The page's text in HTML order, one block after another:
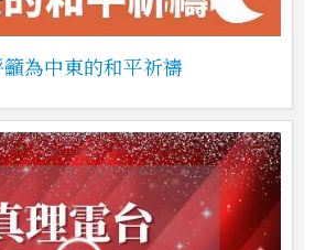
為中東的和平祈禱